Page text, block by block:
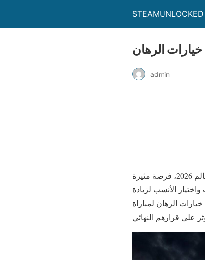
STEAMUNLOCKED
خيارات الرهان
admin
تعتبر المباريات الرياضية وخاصة مباريات كرة القدم، مثل مواجهة إسبانيا ضد بلجيكا في كأس العالم 2026، فرصة مثيرة
الأنسب لزيادة
الرهان لمباراة